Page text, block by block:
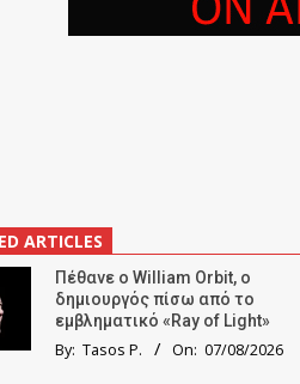
ARTICLES
Πέθανε ο William Orbit, ο
δημιουργός πίσω από το
εμβληματικό «Ray of Light»
By: Tasos P. On: 07/08/2026